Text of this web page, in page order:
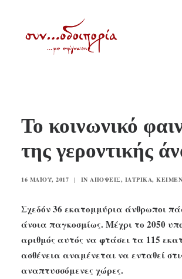
ΘΕΜΑΤΟΛΟΓΙΑ
ΑΝΑΚΟΙΝΩΣΕΙΣ
VIDEO
ΠΑΛΑΙΑ ΣΥΝΟΔΟΙΠΟΡΙΑ
ΕΠΙΚΟΙΝΩΝΙΑ
Το κοινωνικό
της γεροντικής
16 ΜΑΪ́ΟΥ, 2017 | IN ΑΠΌΨΕΙΣ, ΙΑΤΡΙΚΆ,
Σχεδόν 36 εκατομμύρια άνθρωποι
άνοια παγκοσμίως. Μέχρι το 2050
αριθμός αυτός να φτάσει τα 115
ασθένεια αναμένεται να ενταθεί
αναπτυσσόμενες χώρες.